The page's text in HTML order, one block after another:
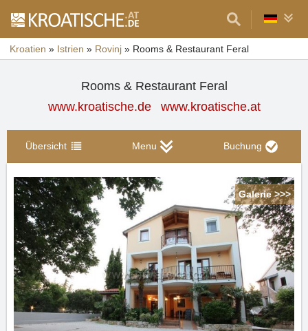
Kroatien » Istrien » Rovinj » Rooms & Restaurant Feral
Rooms & Restaurant Feral
www.kroatische.de
www.kroatische.at
Übersicht Menu Buchung
Galerie >>>